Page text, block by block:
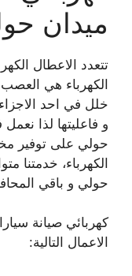
ميدان
تتعدد الاعطال
الكهرباء هي
خلل في احد
و فاعليتها لذا
حولي على توفير
الكهرباء، خدمتنا
حولي و باقي
كهربائي صيانة
الاعمال التالية: